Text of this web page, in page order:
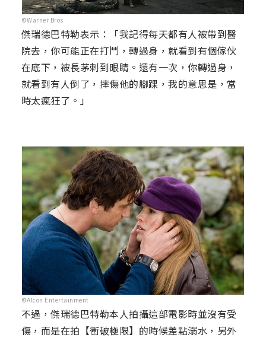
©Warner Bros
傑瑞德巴特勒表示：「我記得每天都有人被帶到醫
院去，你可能正在打鬥，轉過身，就看到有個傢伙
在底下，被長茅刺到眼睛。還有一次，你轉過身，
就看到有人倒了，摔傷他的腳踝，我的意思是，當
時太瘋狂了。」
©Alcon Entertainment
不過，傑瑞德巴特勒本人拍攝這部電影時並沒有受
傷，而是在拍【衝破極限】的時候差點溺水，另外